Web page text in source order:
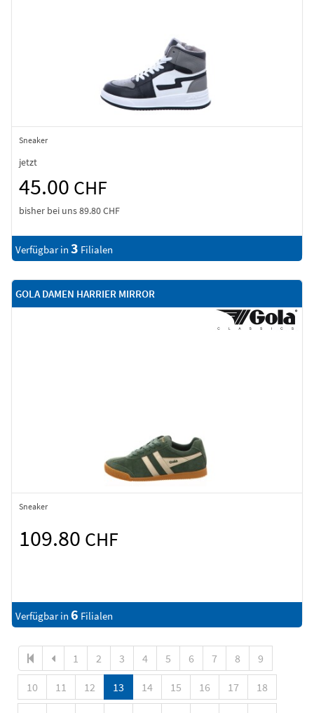
Sneaker
jetzt
45.00 CHF
bisher bei uns89.80 CHF
Verfügbar in 3 Filialen
GOLA DAMEN HARRIER MIRROR
Sneaker
109.80 CHF
Verfügbar in 6 Filialen
1 2 3 4 5 6 7 8 9
10 11 12 13 14 15 16 17 18